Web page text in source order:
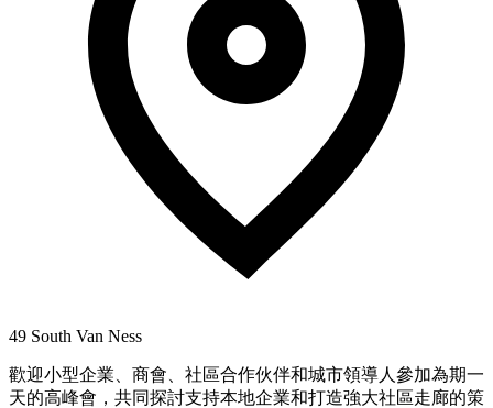
49 South Van Ness
歡迎小型企業、商會、社區合作伙伴和城市領導人參加為期一
天的高峰會，共同探討支持本地企業和打造強大社區走廊的策